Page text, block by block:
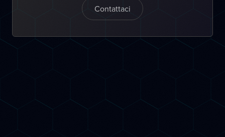
Contattaci